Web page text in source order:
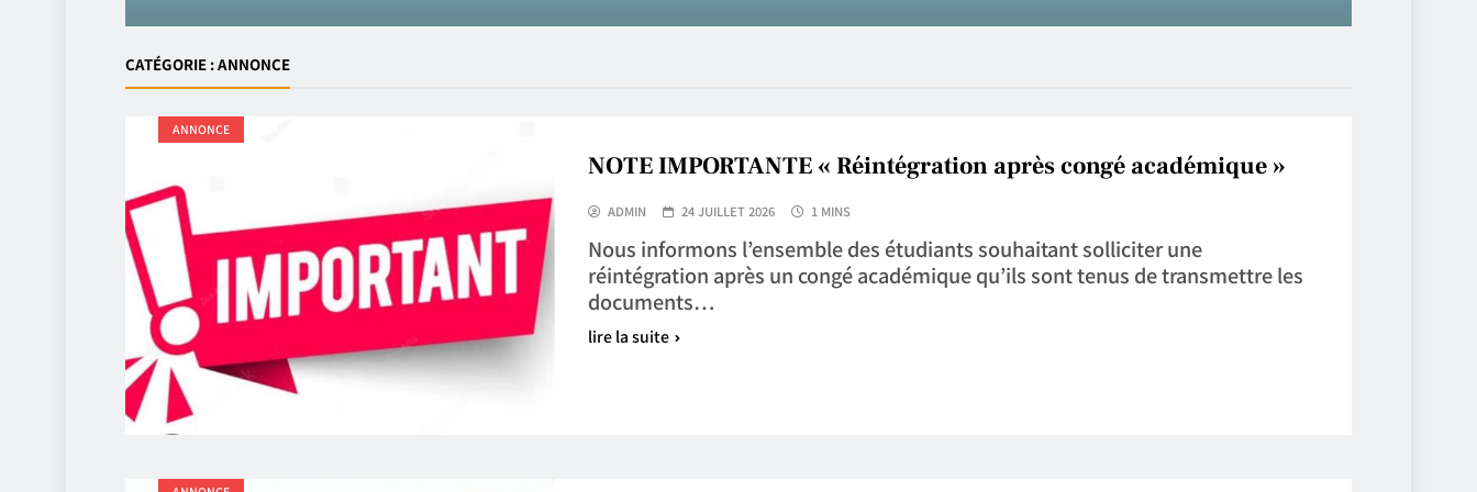
CATÉGORIE :ANNONCE
ANNONCE
NOTE IMPORTANTE « Réintégration après congé académique »
ADMIN 24 JUILLET 2026 1 MINS
Nous informons l’ensemble des étudiants souhaitant solliciter une
réintégration après un congé académique qu’ils sont tenus de transmettre les
documents…
lire la suite